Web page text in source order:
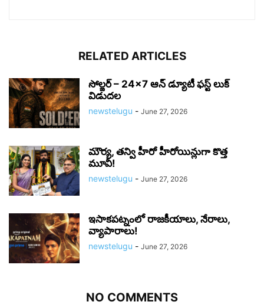
RELATED ARTICLES
సోల్జర్ – 24×7 ఆన్ డ్యూటీ ఫస్ట్ లుక్
విడుదల
newstelugu - June 27, 2026
మౌర్య‌, త‌న్వి హీరో హీరోయిన్లుగా కొత్త
మూవీ!
newstelugu - June 27, 2026
ఇసాకపట్నంలో రాజ‌కీయాలు, నేరాలు,
వ్యాపారాలు!
newstelugu - June 27, 2026
NO COMMENTS